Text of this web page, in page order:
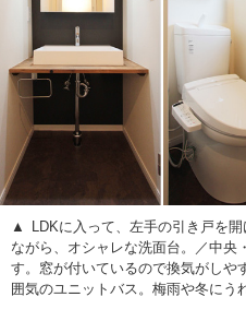
LDKに入って、左手の引き戸を
ながら、オシャレな洗面台。／中央
す。窓が付いているので換気がしや
囲気のユニットバス。梅雨や冬にう